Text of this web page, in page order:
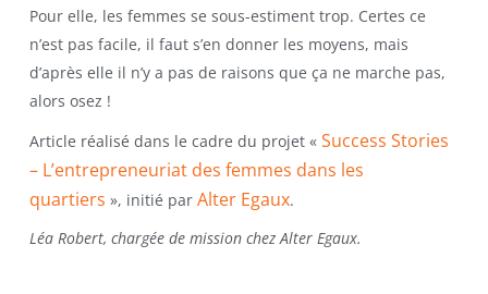
Pour elle, les femmes se sous-estiment trop. Certes ce
n’est pas facile, il faut s’en donner les moyens, mais
d’après elle il n’y a pas de raisons que ça ne marche pas,
alors osez !
Article réalisé dans le cadre du projet « Success Stories
– L’entrepreneuriat des femmes dans les
quartiers », initié par Alter Egaux.
Léa Robert, chargée de mission chez Alter Egaux.